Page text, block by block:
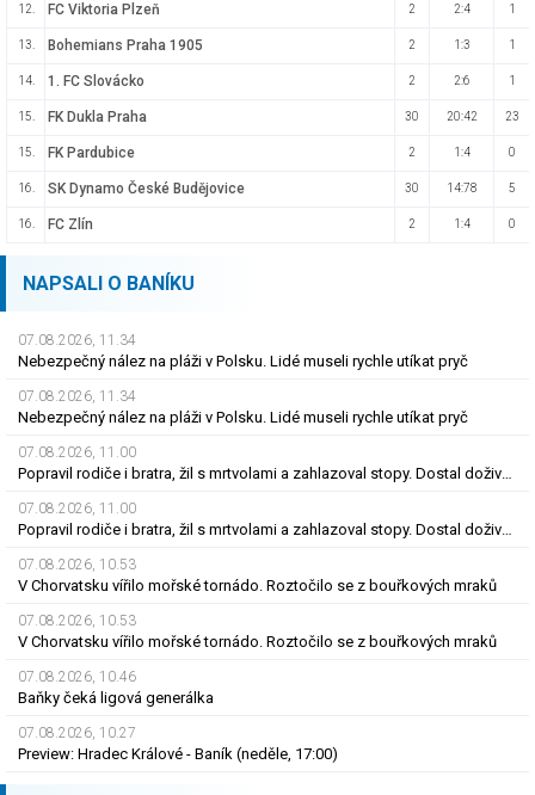
12. FC Viktoria Plzeň 2 2:4 1
13. Bohemians Praha 1905 2 1:3 1
14. 1. FC Slovácko 2 2:6 1
15. FK Dukla Praha 30 20:42 23
15. FK Pardubice 2 1:4 0
16. SK Dynamo České Budějovice 30 14:78 5
16. FC Zlín 2 1:4 0
NAPSALI O BANÍKU
07.08.2026, 11.34
Nebezpečný nález na pláži v Polsku. Lidé museli rychle utíkat pryč
07.08.2026, 11.34
Nebezpečný nález na pláži v Polsku. Lidé museli rychle utíkat pryč
07.08.2026, 11.00
Popravil rodiče i bratra, žil s mrtvolami a zahlazoval stopy. Dostal doživotí
07.08.2026, 11.00
Popravil rodiče i bratra, žil s mrtvolami a zahlazoval stopy. Dostal doživotí
07.08.2026, 10.53
V Chorvatsku vířilo mořské tornádo. Roztočilo se z bouřkových mraků
07.08.2026, 10.53
V Chorvatsku vířilo mořské tornádo. Roztočilo se z bouřkových mraků
07.08.2026, 10.46
Baňky čeká ligová generálka
07.08.2026, 10.27
Preview: Hradec Králové - Baník (neděle, 17:00)